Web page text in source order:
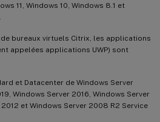
11, Windows 10, Windows 8.1 et
bureaux virtuels Citrix, les applications
appelées applications UWP) sont
et Datacenter de Windows Server
Windows Server 2016, Windows Server
et Windows Server 2008 R2 Service